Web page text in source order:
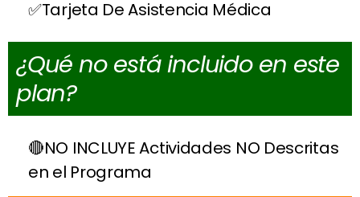
Tarjeta De Asistencia Médica
¿Qué no está incluido en este
plan?
NO INCLUYE Actividades NO Descritas
en el Programa